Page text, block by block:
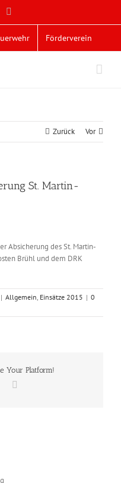
Förderverein
Zurück Vor
St. Martin-
Absicherung des St. Martin-
Brühl und dem DRK
| Allgemein, Einsätze 2015 | 0
Your Platform!